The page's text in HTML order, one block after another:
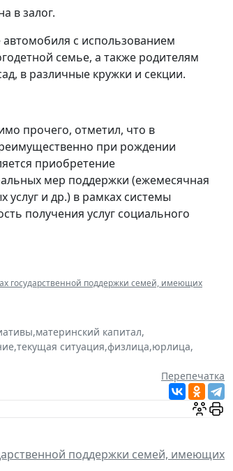
в залог.
с использованием
семье, а также родителям
в различные кружки и секции.
прочего, отметил, что в
при рождении
приобретение
мер поддержки (ежемесячная
и др.) в рамках системы
получения услуг социального
государственной поддержки семей, имеющих
,материнский капитал,
,текущая ситуация,физлица,юрлица,
Перепечатка
поддержки семей, имеющих